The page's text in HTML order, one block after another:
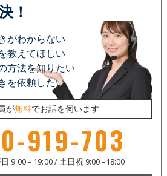
！
がわからない
教えてほしい
方法を知りたい
を依頼したい
が無料でお話を伺います
919-703